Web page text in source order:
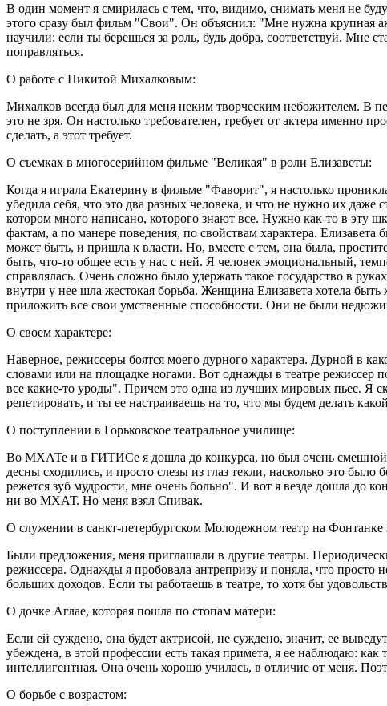
В один момент я смирилась с тем, что, видимо, снимать меня не
этого сразу был фильм "Свои". Он объяснил: "Мне нужна крупная
научили: если ты берешься за роль, будь добра, соответствуй. Мне
поправляться.
О работе с Никитой Михалковым:
Михалков всегда был для меня неким творческим небожителем. В
это не зря. Он настолько требователен, требует от актера именно
сделать, а этот требует.
О съемках в многосерийном фильме "Великая" в роли Елизаветы:
Когда я играла Екатерину в фильме "Фаворит", я настолько
убедила себя, что это два разных человека, и что не нужно их даже
котором много написано, которого знают все. Нужно как-то в эту
фактам, а по манере поведения, по свойствам характера.
может быть, и пришла к власти. Но, вместе с тем, она была,
быть, что-то общее есть у нас с ней. Я человек эмоциональный,
справлялась. Очень сложно было удержать такое государство в
внутри у нее шла жестокая борьба. Женщина Елизавета хотела
приложить все свои умственные способности. Они не были
О своем характере:
Наверное, режиссеры боятся моего дурного характера. Дурной в
словами или на площадке ногами. Вот однажды в театре режиссер
все какие-то уроды". Причем это одна из лучших мировых пьес. Я
репетировать, и ты ее настраиваешь на то, что мы будем делать
О поступлении в Горьковское театральное училище:
Во МХАТе и в ГИТИСе я дошла до конкурса, но был очень смешной
десны сходились, и просто слезы из глаз текли, насколько это
режется зуб мудрости, мне очень больно". И вот я везде дошла до
ни во МХАТ. Но меня взял Спивак.
О служении в санкт-петербургском Молодежном театр на Фонтанке
Были предложения, меня приглашали в другие театры.
режиссера. Однажды я пробовала антрепризу и поняла, что просто
больших доходов. Если ты работаешь в театре, то хотя бы
О дочке Аглае, которая пошла по стопам матери:
Если ей суждено, она будет актрисой, не суждено, значит, ее
убеждена, в этой профессии есть такая примета, я ее наблюдаю:
интеллигентная. Она очень хорошо училась, в отличие от меня.
О борьбе с возрастом: